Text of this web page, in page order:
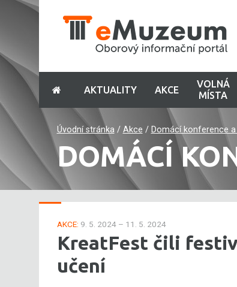
AKTUALITY AKCE
VOLNÁ
MÍSTA
Úvodní stránka/ Akce / Domácí konference
DOMÁCÍ
AKCE: 9. 5. 2024 – 11. 5. 2024
KreatFest čili
učení